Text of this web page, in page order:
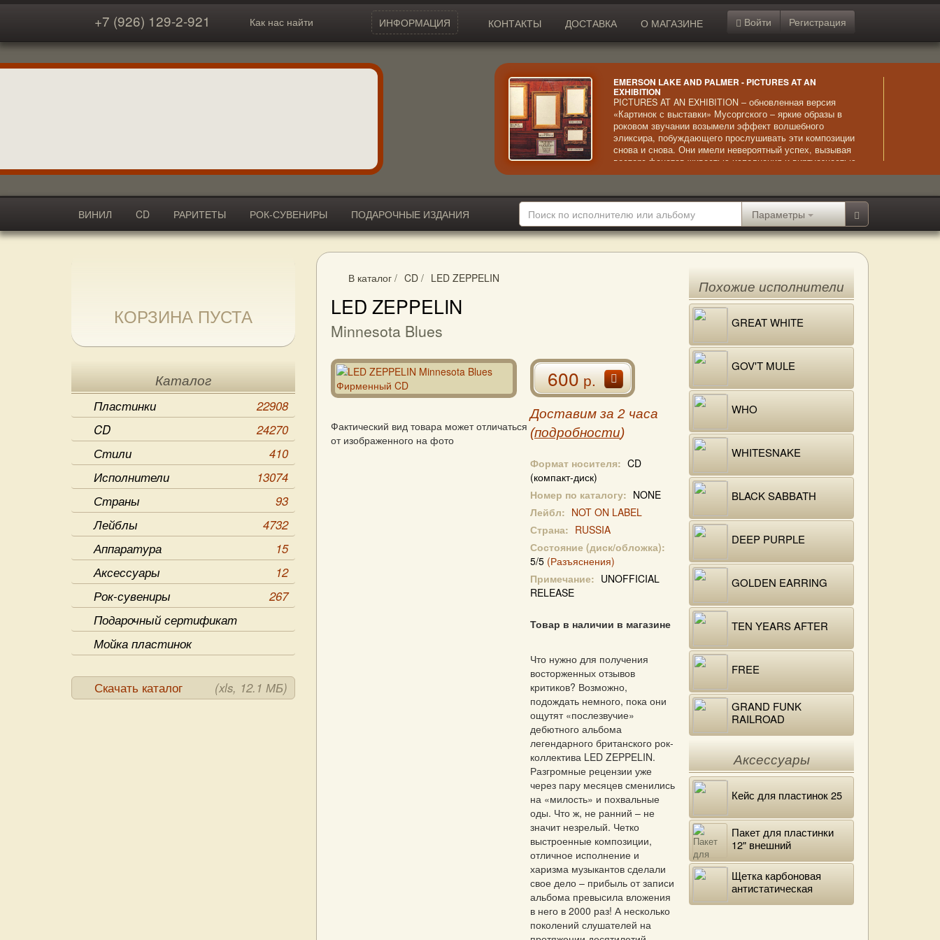
+7 (926) 129-2-921 Как нас найти ИНФОРМАЦИЯ КОНТАКТЫ ДОСТАВКА О МАГАЗИНЕ Войти Регистрация
EMERSON LAKE AND PALMER - PICTURES AT AN
EXHIBITION
PICTURES AT AN EXHIBITION – обновленная версия
«Картинок с выставки» Мусоргского – яркие образы в
роковом звучании возымели эффект волшебного
эликсира, побуждающего прослушивать эти композиции
снова и снова. Они имели невероятный успех, вызывая
восторг фанатов живостью исполнения и виртуозностью
игры. Мощно, стильно и неожиданно – щедрый дар
ВИНИЛ CD РАРИТЕТЫ РОК-СУВЕНИРЫ
ПОДАРОЧНЫЕ ИЗДАНИЯ
АКСЕССУАРЫ
Параметры
КОРЗИНА ПУСТА
Каталог
Пластинки
22908
CD
24270
Стили
410
Исполнители
13074
Страны
93
Лейблы
4732
Аппаратура
15
Аксессуары
12
Рок-сувениры
267
Подарочный сертификат
Мойка пластинок
Скачать каталог (xls, 12.1 МБ)
В каталог / CD / LED ZEPPELIN
LED ZEPPELIN
Minnesota Blues
Фактический вид товара может отличаться
от изображенного на фото
600р.
Доставим за 2 часа
(подробности)
Формат носителя: CD
(компакт-диск)
Номер по каталогу: NONE
Лейбл: NOT ON LABEL
Страна: RUSSIA
Состояние (диск/обложка):
5/5 (Разъяснения)
Примечание: UNOFFICIAL
RELEASE
Товар в наличии в магазине
Что нужно для получения
восторженных отзывов
критиков? Возможно,
подождать немного, пока они
ощутят «послезвучие»
дебютного альбома
легендарного британского рок-
коллектива LED ZEPPELIN.
Разгромные рецензии уже
через пару месяцев сменились
на «милость» и похвальные
оды. Что ж, не ранний – не
значит незрелый. Четко
выстроенные композиции,
отличное исполнение и
харизма музыкантов сделали
свое дело – прибыль от записи
альбома превысила вложения
в него в 2000 раз! А несколько
поколений слушателей на
Похожие исполнители
GREAT WHITE
GOV'T MULE
WHO
WHITESNAKE
BLACK SABBATH
DEEP PURPLE
GOLDEN EARRING
TEN YEARS AFTER
FREE
GRAND FUNK
RAILROAD
Аксессуары
Кейс для пластинок 25
Пакет для пластинки
12" внешний
Щетка карбоновая
антистатическая